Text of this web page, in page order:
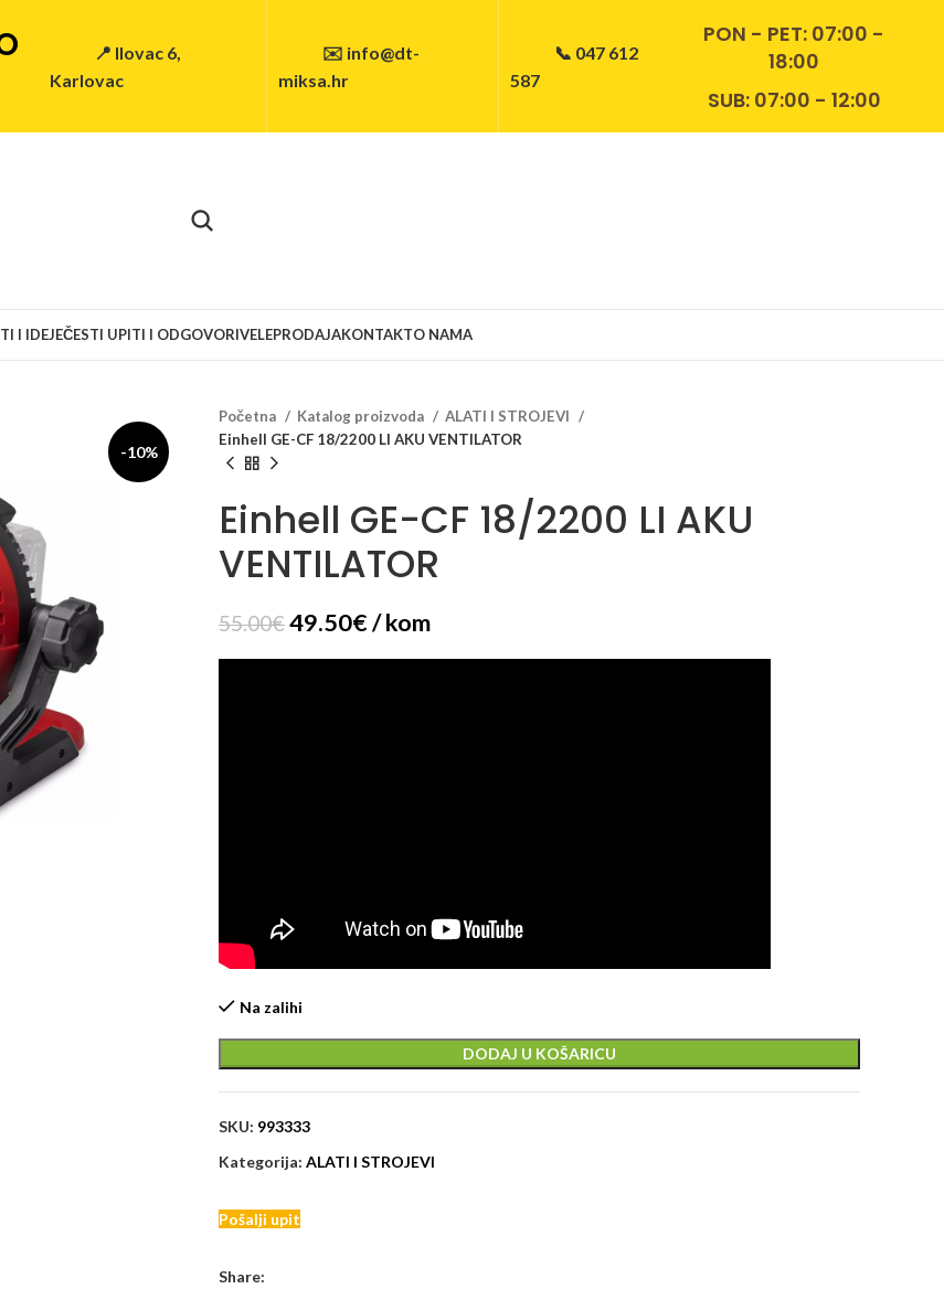
📍 Ilovac 6,
Karlovac
✉️ info@dt-
miksa.hr
📞 047 612
587
PON - PET: 07:00 -
18:00
SUB: 07:00 - 12:00
I IDEJEČESTI UPITI I ODGOVORIVELEPRODAJAKONTAKTO NAMA
-10%
Početna Katalog proizvoda
ALATI I STROJEVI
Einhell GE-CF 18/2200 LI AKU VENTILATOR
Einhell GE-CF 18/2200 LI AKU
VENTILATOR
55.00€49.50€/ kom
Na zalihi
DODAJ U KOŠARICU
SKU: 993333
Kategorija: ALATI I STROJEVI
Pošalji upit
Share: